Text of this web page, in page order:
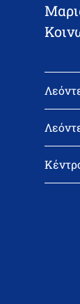
email:
email: